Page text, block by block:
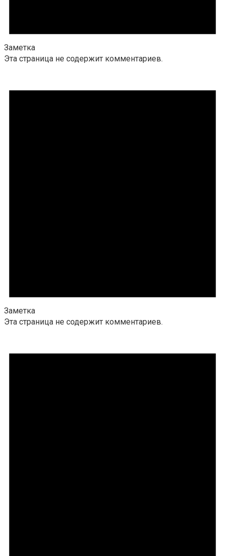
Заметка
Эта страница не содержит комментариев.
Заметка
Эта страница не содержит комментариев.